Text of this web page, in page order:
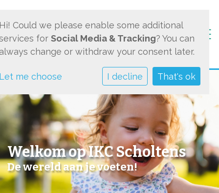
Welkom op IKC Scholtens
De wereld aan je voeten!
Could we please enable some additional
for Social Media & Tracking? You can
change or withdraw your consent later.
me choose I decline That's ok